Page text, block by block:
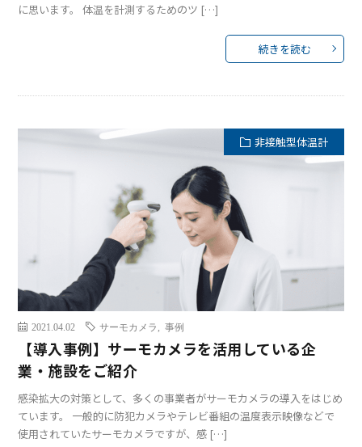
に思います。 体温を計測するためのツ […]
続きを読む
非接触型体温計
2021.04.02 サーモカメラ ,事例
【導入事例】サーモカメラを活用している企
業・施設をご紹介
感染拡大の対策として、多くの事業者がサーモカメラの導入をはじめ
ています。 一般的に防犯カメラやテレビ番組の温度表示映像などで
使用されていたサーモカメラですが、感 […]